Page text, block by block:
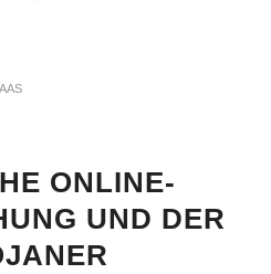
ONLINE-
UND DER